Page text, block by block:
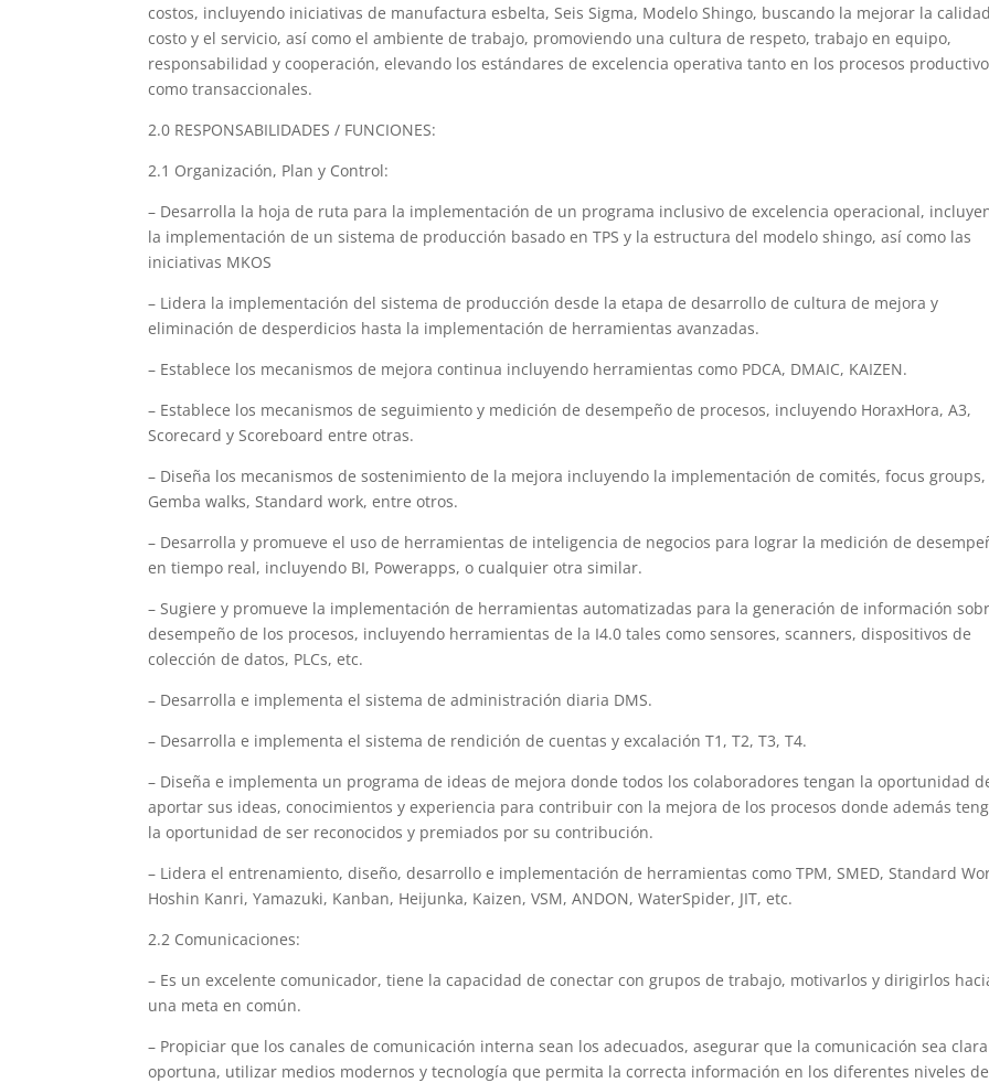
costos, incluyendo iniciativas de manufactura esbelta, Seis Sigma, Modelo Shingo, buscando la mejorar la
costo y el servicio, así como el ambiente de trabajo, promoviendo una cultura de respeto, trabajo en equipo,
responsabilidad y cooperación, elevando los estándares de excelencia operativa tanto en los procesos
como transaccionales.
2.0 RESPONSABILIDADES / FUNCIONES:
2.1 Organización, Plan y Control:
– Desarrolla la hoja de ruta para la implementación de un programa inclusivo de excelencia operacional,
la implementación de un sistema de producción basado en TPS y la estructura del modelo shingo, así como las
iniciativas MKOS
– Lidera la implementación del sistema de producción desde la etapa de desarrollo de cultura de mejora y
eliminación de desperdicios hasta la implementación de herramientas avanzadas.
– Establece los mecanismos de mejora continua incluyendo herramientas como PDCA, DMAIC, KAIZEN.
– Establece los mecanismos de seguimiento y medición de desempeño de procesos, incluyendo HoraxHora, A3,
Scorecard y Scoreboard entre otras.
– Diseña los mecanismos de sostenimiento de la mejora incluyendo la implementación de comités, focus groups,
Gemba walks, Standard work, entre otros.
– Desarrolla y promueve el uso de herramientas de inteligencia de negocios para lograr la medición de
en tiempo real, incluyendo BI, Powerapps, o cualquier otra similar.
– Sugiere y promueve la implementación de herramientas automatizadas para la generación de información
desempeño de los procesos, incluyendo herramientas de la I4.0 tales como sensores, scanners, dispositivos de
colección de datos, PLCs, etc.
– Desarrolla e implementa el sistema de administración diaria DMS.
– Desarrolla e implementa el sistema de rendición de cuentas y excalación T1, T2, T3, T4.
– Diseña e implementa un programa de ideas de mejora donde todos los colaboradores tengan la oportunidad
aportar sus ideas, conocimientos y experiencia para contribuir con la mejora de los procesos donde además
la oportunidad de ser reconocidos y premiados por su contribución.
– Lidera el entrenamiento, diseño, desarrollo e implementación de herramientas como TPM, SMED, Standard
Hoshin Kanri, Yamazuki, Kanban, Heijunka, Kaizen, VSM, ANDON, WaterSpider, JIT, etc.
2.2 Comunicaciones:
– Es un excelente comunicador, tiene la capacidad de conectar con grupos de trabajo, motivarlos y dirigirlos
una meta en común.
– Propiciar que los canales de comunicación interna sean los adecuados, asegurar que la comunicación sea
oportuna, utilizar medios modernos y tecnología que permita la correcta información en los diferentes niveles